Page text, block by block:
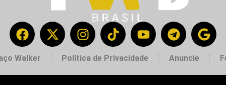
Walker Política de Privacidade Anuncie